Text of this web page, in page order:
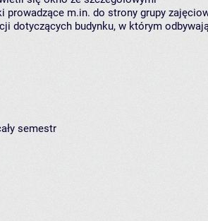
m.in. do strony grupy
dotyczących budynku, w którym
semestr